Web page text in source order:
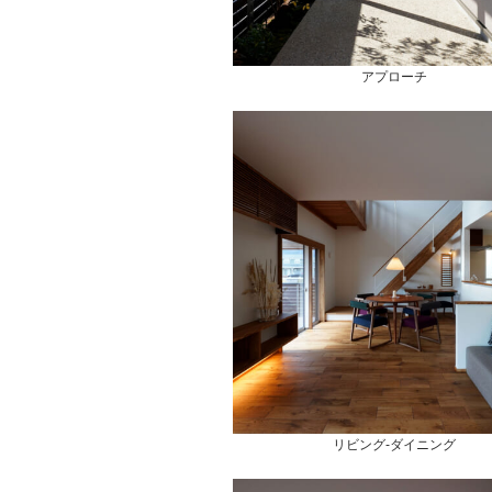
アプローチ
リビング-ダイニング